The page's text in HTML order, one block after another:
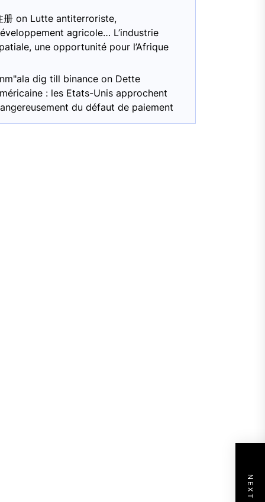
册 on Lutte antiterroriste,
agricole… L’industrie
une opportunité pour l’Afrique
dig till binance on Dette
: les Etats-Unis approchent
du défaut de paiement